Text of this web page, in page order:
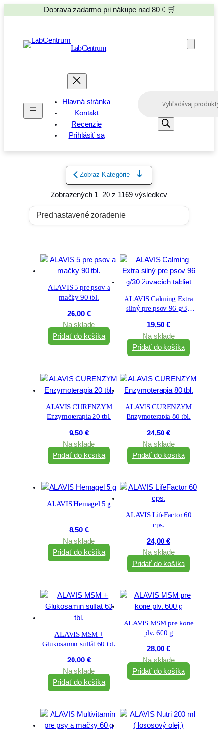
Doprava zadarmo pri nákupe nad 80 € 🛒
LabCentrum
Hlavná stránka
Kontakt
Recenzie
Prihlásiť sa
s
e
a
r
c
Zobraz Kategórie
Zobrazených 1–20 z 1169 výsledkov
ALAVIS 5 pre psov a
mačky 90 tbl.
26,00€
Na sklade
Pridať do košíka
ALAVIS Calming Extra
silný pre psov 96 g/30
19,50 €
Na sklade
Pridať do košíka
ALAVIS CURENZYM
Enzymoterapia 20 tbl.
9,50€
Na sklade
Pridať do košíka
ALAVIS CURENZYM
Enzymoterapia 80 tbl.
24,50 €
Na sklade
Pridať do košíka
ALAVIS Hemagel 5 g
8,50€
Na sklade
Pridať do košíka
ALAVIS LifeFactor 60
cps.
24,00 €
Na sklade
Pridať do košíka
ALAVIS MSM +
Glukosamin sulfát 60 tbl.
20,00€
Na sklade
Pridať do košíka
ALAVIS MSM pre kone
plv. 600 g
28,00 €
Na sklade
Pridať do košíka